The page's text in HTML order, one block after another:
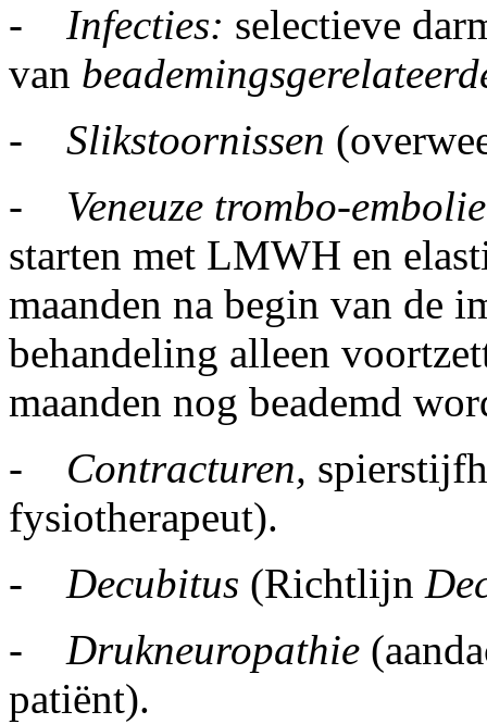
- Infecties: selectieve
van
- Slikstoornissen
- Veneuze trombo-
starten met LMWH en
maanden na begin van de
behandeling alleen
maanden nog beademd
- Contracturen,
fysiotherapeut).
- Decubitus (Richtlijn
- Drukneuropathie
patiënt).